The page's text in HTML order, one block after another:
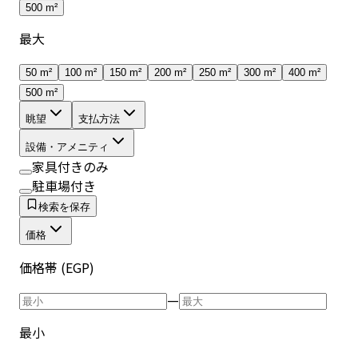
500 m²
最大
50 m² 100 m² 150 m² 200 m² 250 m² 300 m²
400 m²
500 m²
眺望 支払方法
設備・アメニティ
家具付きのみ
駐車場付き
検索を保存
価格
価格帯 (EGP)
—
最小